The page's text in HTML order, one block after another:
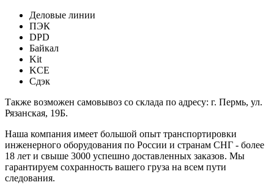
Деловые линии
ПЭК
DPD
Байкал
Kit
KCE
Сдэк
Также возможен самовывоз со склада по адресу: г. Пермь, ул.
Рязанская, 19Б.
Наша компания имеет большой опыт транспортировки
инженерного оборудования по России и странам СНГ - более
18 лет и свыше 3000 успешно доставленных заказов. Мы
гарантируем сохранность вашего груза на всем пути
следования.